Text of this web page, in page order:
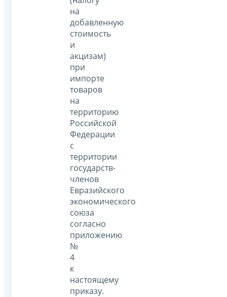
на
добавленную
стоимость
и
акцизам)
при
импорте
товаров
на
территорию
Российской
Федерации
с
территории
государств-
членов
Евразийского
экономического
союза
согласно
приложению
№
4
к
настоящему
приказу.